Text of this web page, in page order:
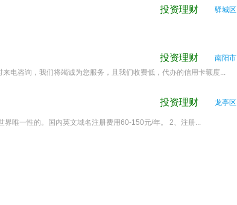
投资理财 驿城区
投资理财 南阳市
电咨询，我们将竭诚为您服务，且我们收费低，代办的信用卡额度...
投资理财 龙亭区
唯一性的。国内英文域名注册费用60-150元/年。 2、注册...